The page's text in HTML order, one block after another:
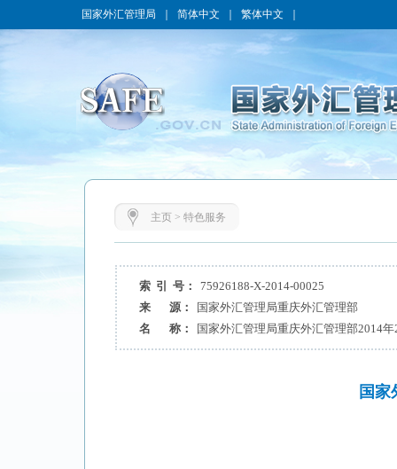
国家外汇管理局 简体中文 繁体中文
主页> 特色服务
索 引 号：
75926188-X-2014-00025
来 源：
国家外汇管理局重庆外汇管理部
名 称：
国家外汇管理局重庆外汇管理部2014
国家